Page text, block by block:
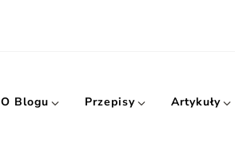
O Blogu Przepisy Artykuły